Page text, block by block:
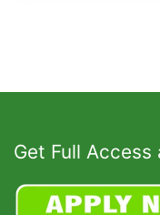
Get Full